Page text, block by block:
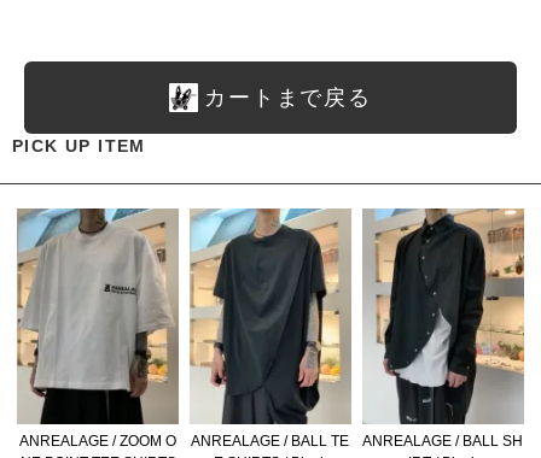
カートまで戻る
PICK UP ITEM
ANREALAGE / ZOOM O
ANREALAGE / BALL TE
ANREALAGE / BALL SH